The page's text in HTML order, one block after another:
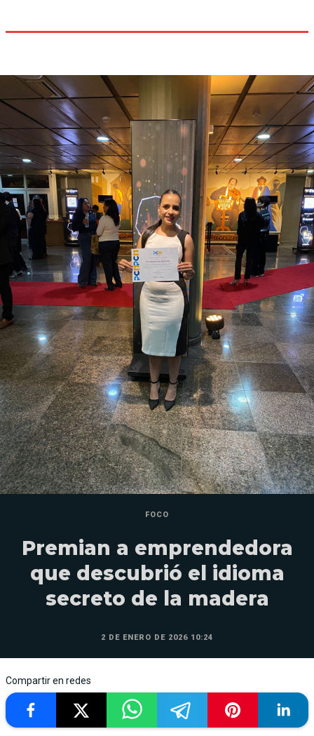
FOCO
Premian a emprendedora
que descubrió el idioma
secreto de la madera
2 DE ENERO DE 2026 10:24
Compartir en redes